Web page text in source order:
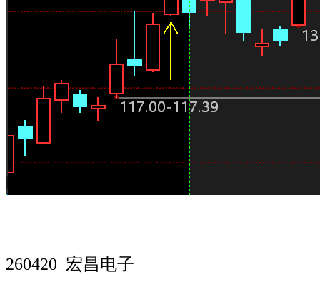
260420 宏昌电子